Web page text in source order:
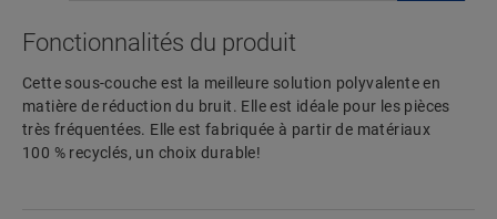
Fonctionnalités du produit
Cette sous-couche est la meilleure solution polyvalente en
matière de réduction du bruit. Elle est idéale pour les pièces
très fréquentées. Elle est fabriquée à partir de matériaux
100 % recyclés, un choix durable!